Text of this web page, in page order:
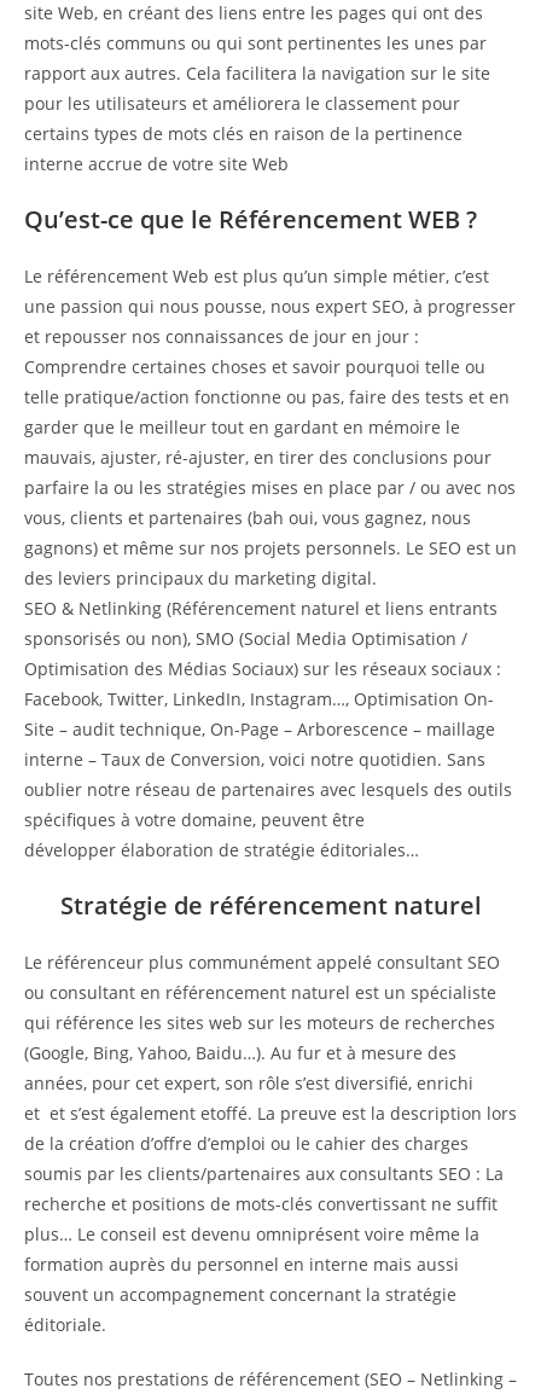
site Web, en créant des liens entre les pages qui ont des
mots-clés communs ou qui sont pertinentes les unes par
rapport aux autres. Cela facilitera la navigation sur le site
pour les utilisateurs et améliorera le classement pour
certains types de mots clés en raison de la pertinence
interne accrue de votre site Web
Qu’est-ce que le Référencement WEB ?
Le référencement Web est plus qu’un simple métier, c’est
une passion qui nous pousse, nous expert SEO, à progresser
et repousser nos connaissances de jour en jour :
Comprendre certaines choses et savoir pourquoi telle ou
telle pratique/action fonctionne ou pas, faire des tests et en
garder que le meilleur tout en gardant en mémoire le
mauvais, ajuster, ré-ajuster, en tirer des conclusions pour
parfaire la ou les stratégies mises en place par / ou avec nos
vous, clients et partenaires (bah oui, vous gagnez, nous
gagnons) et même sur nos projets personnels. Le SEO est un
des leviers principaux du marketing digital.
SEO & Netlinking (Référencement naturel et liens entrants
sponsorisés ou non), SMO (Social Media Optimisation /
Optimisation des Médias Sociaux) sur les réseaux sociaux :
Facebook, Twitter, LinkedIn, Instagram…, Optimisation On-
Site – audit technique, On-Page – Arborescence – maillage
interne – Taux de Conversion, voici notre quotidien. Sans
oublier notre réseau de partenaires avec lesquels des outils
spécifiques à votre domaine, peuvent être
développer élaboration de stratégie éditoriales…
Stratégie de référencement naturel
Le référenceur plus communément appelé consultant SEO
ou consultant en référencement naturel est un spécialiste
qui référence les sites web sur les moteurs de recherches
(Google, Bing, Yahoo, Baidu…). Au fur et à mesure des
années, pour cet expert, son rôle s’est diversifié, enrichi
et et s’est également etoffé. La preuve est la description lors
de la création d’offre d’emploi ou le cahier des charges
soumis par les clients/partenaires aux consultants SEO : La
recherche et positions de mots-clés convertissant ne suffit
plus… Le conseil est devenu omniprésent voire même la
formation auprès du personnel en interne mais aussi
souvent un accompagnement concernant la stratégie
éditoriale.
Toutes nos prestations de référencement (SEO – Netlinking –